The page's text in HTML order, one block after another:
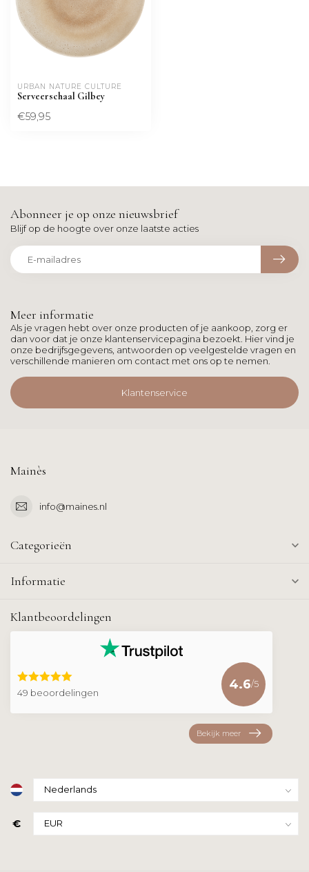
URBAN NATURE CULTURE
Serveerschaal Gilbey
€59,95
Meer informatie
Als je vragen hebt over onze producten of je aankoop, zorg er
dan voor dat je onze klantenservicepagina bezoekt. Hier vind je
onze bedrijfsgegevens, antwoorden op veelgestelde vragen en
verschillende manieren om contact met ons op te nemen.
Klantenservice
Abonneer je op onze nieuwsbrief
Blijf op de hoogte over onze laatste acties
Mainès
info@maines.nl
Categorieën
Informatie
Klantbeoordelingen
49 beoordelingen
4.6/5
Bekijk meer
€